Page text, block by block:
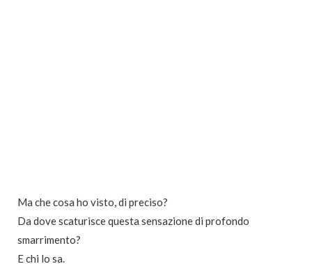
Ma che cosa ho visto, di preciso?
Da dove scaturisce questa sensazione di profondo
smarrimento?
E chi lo sa.